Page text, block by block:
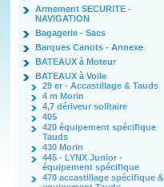
Armement SECURITE -
NAVIGATION
Bagagerie - Sacs
Barques Canots - Annexe
BATEAUX à Moteur
BATEAUX à Voile
29 er - Accastillage & Tauds
4 m Morin
4,7 dériveur solitaire
405
420 équipement spécifique
Tauds
430 Morin
445 - LYNX Junior -
équipement spécifique
470 accastillage spécifique &